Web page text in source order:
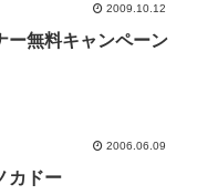
2009.10.12
ー無料キャンペーン
2006.06.09
カドー